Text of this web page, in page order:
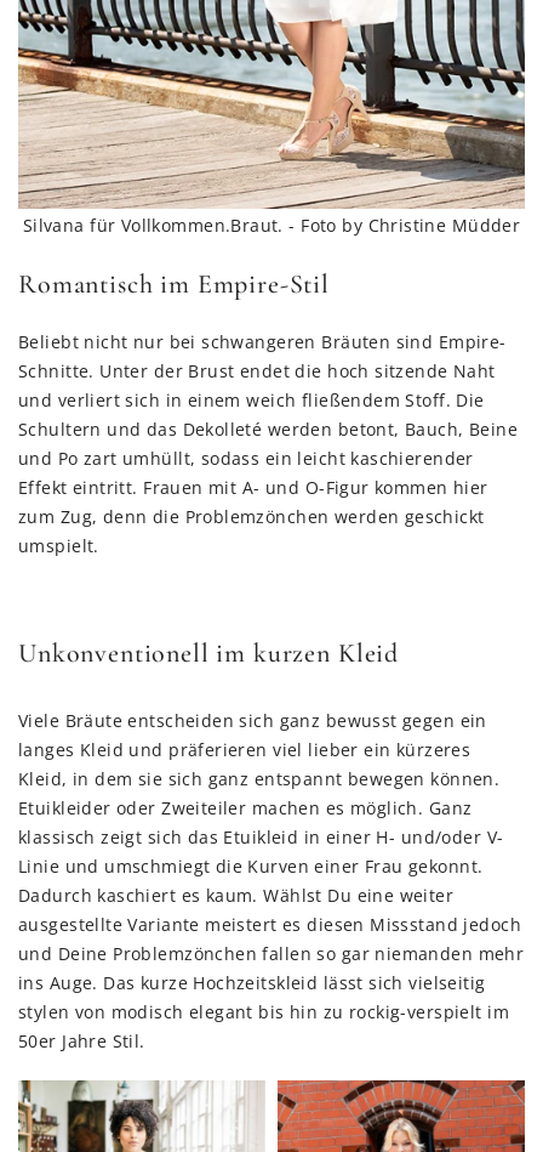
Silvana für Vollkommen.Braut. - Foto by Christine Müdder
Romantisch im Empire-Stil
Beliebt nicht nur bei schwangeren Bräuten sind Empire-
Schnitte. Unter der Brust endet die hoch sitzende Naht
und verliert sich in einem weich fließendem Stoff. Die
Schultern und das Dekolleté werden betont, Bauch, Beine
und Po zart umhüllt, sodass ein leicht kaschierender
Effekt eintritt. Frauen mit A- und O-Figur kommen hier
zum Zug, denn die Problemzönchen werden geschickt
umspielt.
Unkonventionell im kurzen Kleid
Viele Bräute entscheiden sich ganz bewusst gegen ein
langes Kleid und präferieren viel lieber ein kürzeres
Kleid, in dem sie sich ganz entspannt bewegen können.
Etuikleider oder Zweiteiler machen es möglich. Ganz
klassisch zeigt sich das Etuikleid in einer H- und/oder V-
Linie und umschmiegt die Kurven einer Frau gekonnt.
Dadurch kaschiert es kaum. Wählst Du eine weiter
ausgestellte Variante meistert es diesen Missstand jedoch
und Deine Problemzönchen fallen so gar niemanden mehr
ins Auge. Das kurze Hochzeitskleid lässt sich vielseitig
stylen von modisch elegant bis hin zu rockig-verspielt im
50er Jahre Stil.